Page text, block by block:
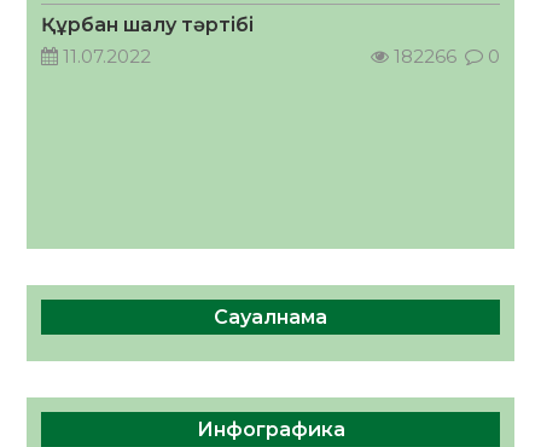
05.08.2026
59 0
Құрбан шалу тәртібі
11.07.2022
182266 0
Сауалнама
Инфографика